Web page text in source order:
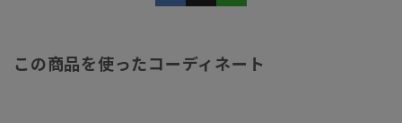
この商品を使ったコーディネート